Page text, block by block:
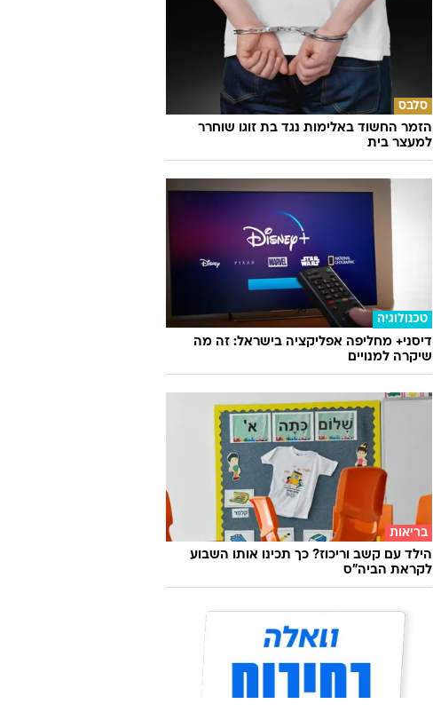
סלבס
הזמר החשוד באלימות נגד בת זוגו שוחרר
למעצר בית
טכנולוגיה
דיסני+ מחליפה אפליקציה בישראל: זה מה
שיקרה למנויים
בריאות
הילד עם קשב וריכוז? כך תכינו אותו השבוע
לקראת הביה"ס